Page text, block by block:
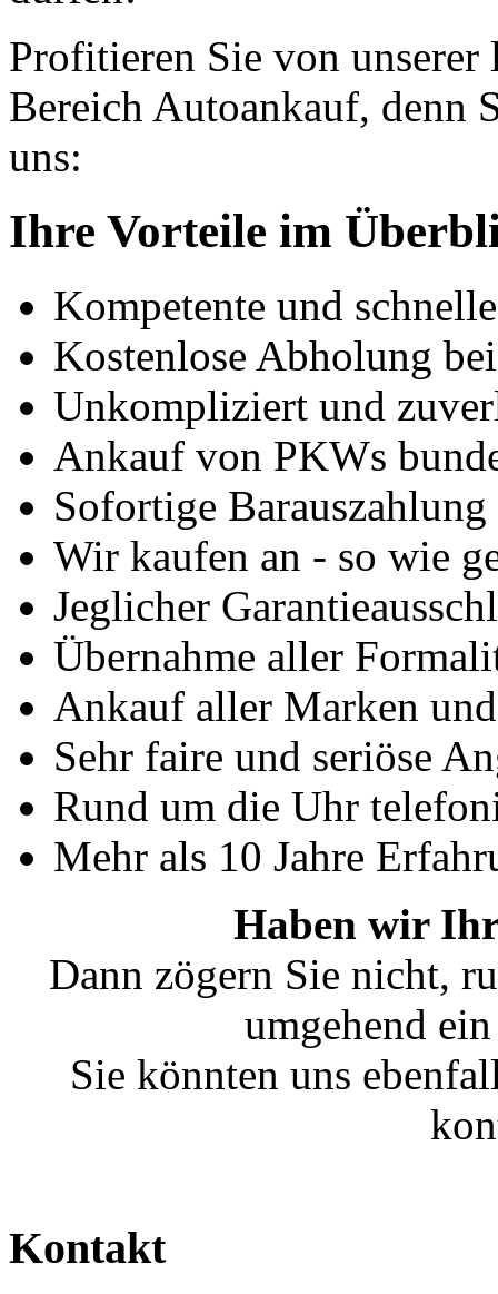
Profitieren Sie von
Bereich Autoankauf, denn
uns:
Ihre Vorteile im
Kompetente und
Kostenlose Abholung
Unkompliziert und
Ankauf von PKWs
Sofortige
Wir kaufen an - so wie
Jeglicher
Übernahme aller
Ankauf aller Marken
Sehr faire und seriöse
Rund um die Uhr
Mehr als 10 Jahre
Haben wir Ihr
Dann zögern Sie nicht,
umgehend
Sie könnten uns
Kontakt